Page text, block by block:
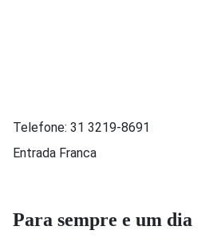
Telefone: 31 3219-8691
Entrada Franca
Para sempre e um dia